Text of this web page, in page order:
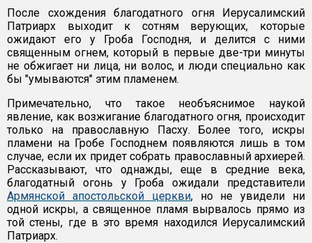
После схождения благодатного огня Иерусалимский
Патриарх выходит к сотням верующих, которые
ожидают его у Гроба Господня, и делится с ними
священным огнем, который в первые две-три минуты
не обжигает ни лица, ни волос, и люди специально как
бы "умываются" этим пламенем.
Примечательно, что такое необъяснимое наукой
явление, как возжигание благодатного огня, происходит
только на православную Пасху. Более того, искры
пламени на Гробе Господнем появляются лишь в том
случае, если их придет собрать православный архиерей.
Рассказывают, что однажды, еще в средние века,
благодатный огонь у Гроба ожидали представители
Армянской апостольской церкви, но не увидели ни
одной искры, а священное пламя вырвалось прямо из
той стены, где в это время находился Иерусалимский
Патриарх.